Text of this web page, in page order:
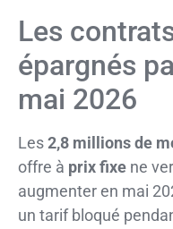
Les
épargnés
mai 2026
Les2,8 millions de
offre à prix fixe ne
augmenter en mai
un tarif bloqué